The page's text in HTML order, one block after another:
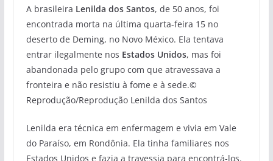
A brasileira Lenilda dos Santos, de 50 anos, foi
encontrada morta na última quarta-feira 15 no
deserto de Deming, no Novo México. Ela tentava
entrar ilegalmente nos Estados Unidos, mas foi
abandonada pelo grupo com que atravessava a
fronteira e não resistiu à fome e à sede.©
Reprodução/Reprodução Lenilda dos Santos
Lenilda era técnica em enfermagem e vivia em Vale
do Paraíso, em Rondônia. Ela tinha familiares nos
Estados Unidos e fazia a travessia para encontrá-los.